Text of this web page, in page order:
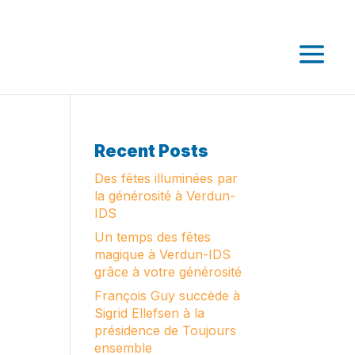
Recent Posts
Des fêtes illuminées par
la générosité à Verdun-
IDS
Un temps des fêtes
magique à Verdun-IDS
grâce à votre générosité
François Guy succède à
Sigrid Ellefsen à la
présidence de Toujours
ensemble